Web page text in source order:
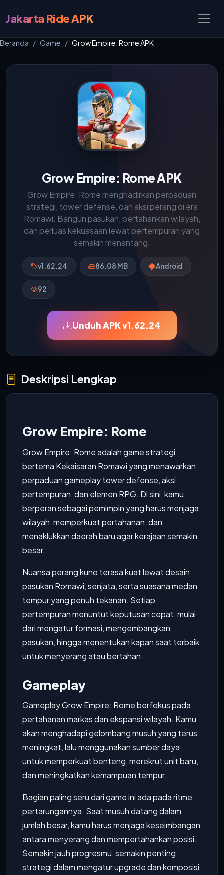
Jakarta Ride APK
Beranda Game Grow Empire: Rome APK
Grow Empire: Rome APK
Grow Empire: Rome menghadirkan perpaduan
strategi, tower defense, dan aksi perang di era
Romawi. Bangun pasukan, pertahankan wilayah,
dan perluas kekuasaan lewat pertempuran yang
semakin menantang.
v1.62.24 86.08 MB Android
92
Unduh APK v1.62.24
Deskripsi Lengkap
Grow Empire: Rome
Grow Empire: Rome adalah game strategi
bertema Kekaisaran Romawi yang menawarkan
perpaduan gameplay tower defense, aksi
pertempuran, dan elemen RPG. Di sini, kamu
berperan sebagai pemimpin yang harus menjaga
wilayah, memperkuat pertahanan, dan
menaklukkan daerah baru agar kerajaan semakin
besar.
Nuansa perang kuno terasa kuat lewat desain
pasukan Romawi, senjata, serta suasana medan
tempur yang penuh tekanan. Setiap
pertempuran menuntut keputusan cepat, mulai
dari mengatur formasi, mengembangkan
pasukan, hingga menentukan kapan saat terbaik
untuk menyerang atau bertahan.
Gameplay
Gameplay Grow Empire: Rome berfokus pada
pertahanan markas dan ekspansi wilayah. Kamu
akan menghadapi gelombang musuh yang terus
meningkat, lalu menggunakan sumber daya
untuk memperkuat benteng, merekrut unit baru,
dan meningkatkan kemampuan tempur.
Bagian paling seru dari game ini ada pada ritme
pertarungannya. Saat musuh datang dalam
jumlah besar, kamu harus menjaga keseimbangan
antara menyerang dan mempertahankan posisi.
Semakin jauh progresmu, semakin penting
strategi dalam mengatur upgrade dan komposisi